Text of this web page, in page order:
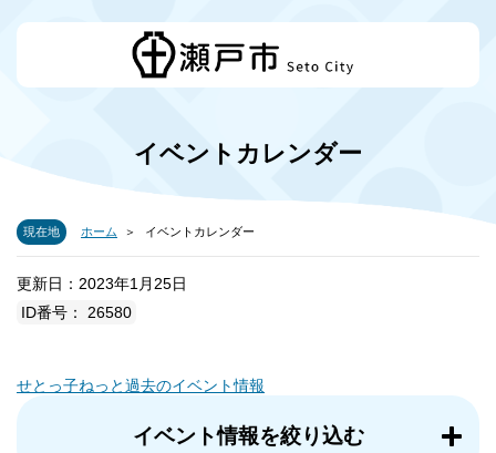
イベントカレンダー
現在地 ホーム イベントカレンダー
更新日：2023年1月25日
ID番号： 26580
せとっ子ねっと過去のイベント情報
イベント情報を絞り込む